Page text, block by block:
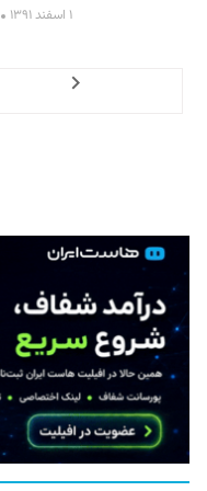
۱ اسفند ۱۳۹۱